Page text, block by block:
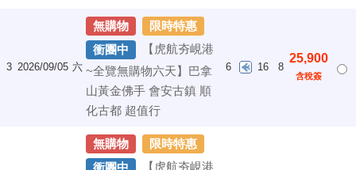
3 2026/09/05 六
無購物
限時特惠
衝團中
【虎航夯峴港
~全覽無購物六天】巴拿
山黃金佛手 會安古鎮 順
化古都 超值行
6 16 8
25,900
含稅簽
無購物
限時特惠
衝團中
【虎航夯峴港